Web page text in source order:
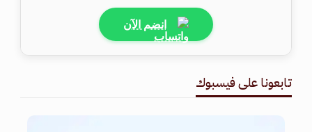
انضم الآن
تابعونا على فيسبوك